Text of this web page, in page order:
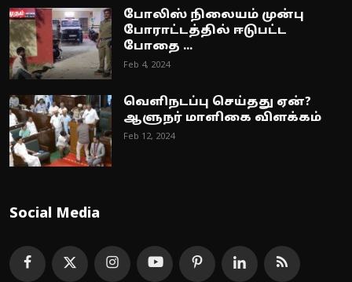
போலிஸ் நிலையம் முன்பு
போராட்டத்தில் ஈடுபட்ட
போதை ...
Feb 4, 2024
வெளிநடப்பு செய்தது ஏன்?
ஆளுநர் மாளிகை விளக்கம்
Feb 12, 2024
Social Media